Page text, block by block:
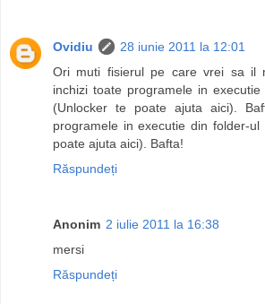
Ovidiu
28 iunie 2011 la 12:01
Ori muti fisierul pe care vrei sa il
inchizi toate programele in
(Unlocker te poate ajuta aici).
programele in executie din folder-ul
poate ajuta aici). Bafta!
Răspundeți
Anonim 2 iulie 2011 la 16:38
mersi
Răspundeți